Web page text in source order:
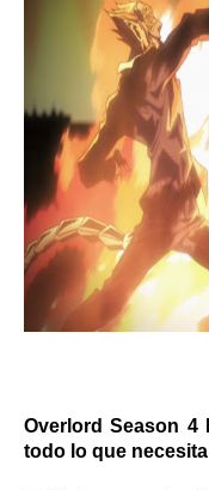
Overlord Season 4
todo lo que